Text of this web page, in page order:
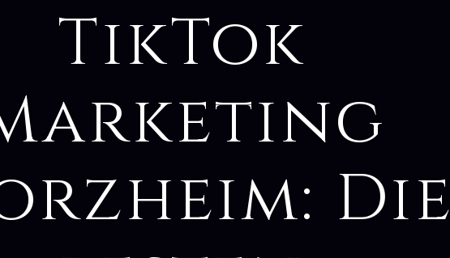
TikTok
Die